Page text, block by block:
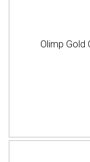
Olimp Gold